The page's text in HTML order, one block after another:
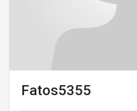
Fatos5355